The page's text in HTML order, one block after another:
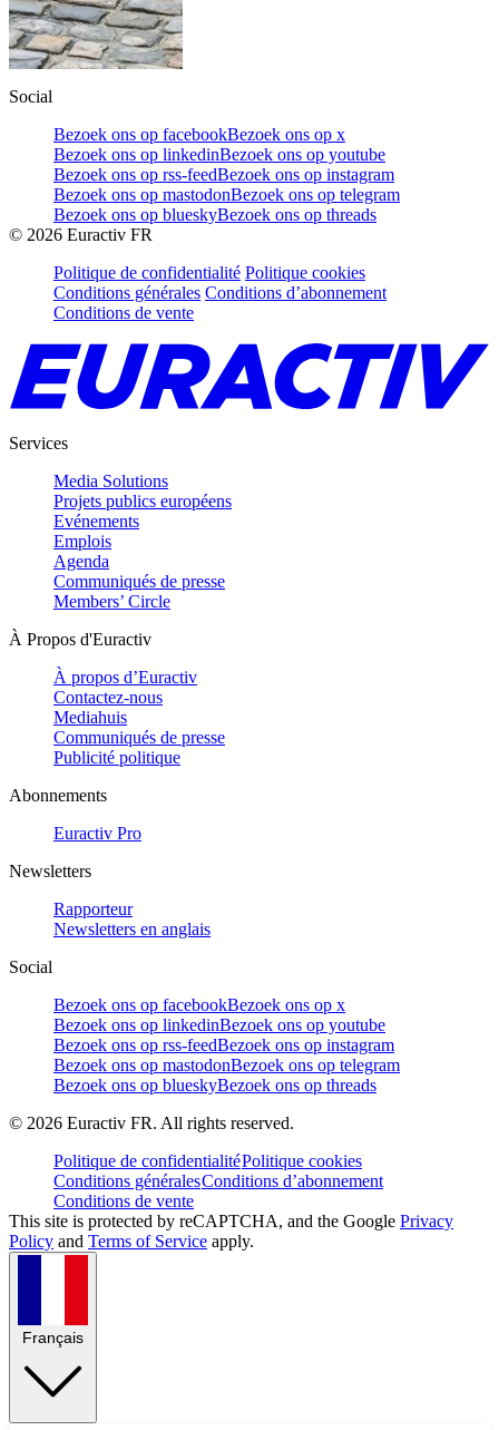
Social
Bezoek ons op facebookBezoek ons op x
Bezoek ons op linkedinBezoek ons op youtube
Bezoek ons op rss-feedBezoek ons op instagram
Bezoek ons op mastodonBezoek ons op telegram
Bezoek ons op blueskyBezoek ons op threads
© 2026 Euractiv FR
Politique de confidentialité Politique cookies
Conditions générales Conditions d’abonnement
Conditions de vente
Services
Media Solutions
Projets publics européens
Evénements
Emplois
Agenda
Communiqués de presse
Members’ Circle
À Propos d'Euractiv
À propos d’Euractiv
Contactez-nous
Mediahuis
Communiqués de presse
Publicité politique
Abonnements
Euractiv Pro
Newsletters
Rapporteur
Newsletters en anglais
Social
Bezoek ons op facebookBezoek ons op x
Bezoek ons op linkedinBezoek ons op youtube
Bezoek ons op rss-feedBezoek ons op instagram
Bezoek ons op mastodonBezoek ons op telegram
Bezoek ons op blueskyBezoek ons op threads
© 2026 Euractiv FR. All rights reserved.
Politique de confidentialitéPolitique cookies
Conditions généralesConditions d’abonnement
Conditions de vente
This site is protected by reCAPTCHA, and the Google Privacy
Policy and Terms of Service apply.
Français